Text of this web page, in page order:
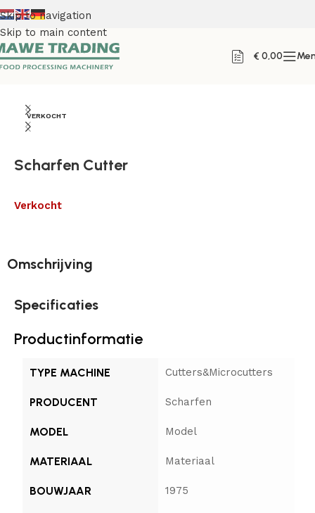
Skip to navigation
Skip to main content
€ 0,00
Home
VERKOCHT
Scharfen Cutter
Verkocht
Omschrijving
Specificaties
Productinformatie
TYPE MACHINE Cutters&Microcutters
PRODUCENT Scharfen
MODEL Model
MATERIAAL Materiaal
BOUWJAAR 1975